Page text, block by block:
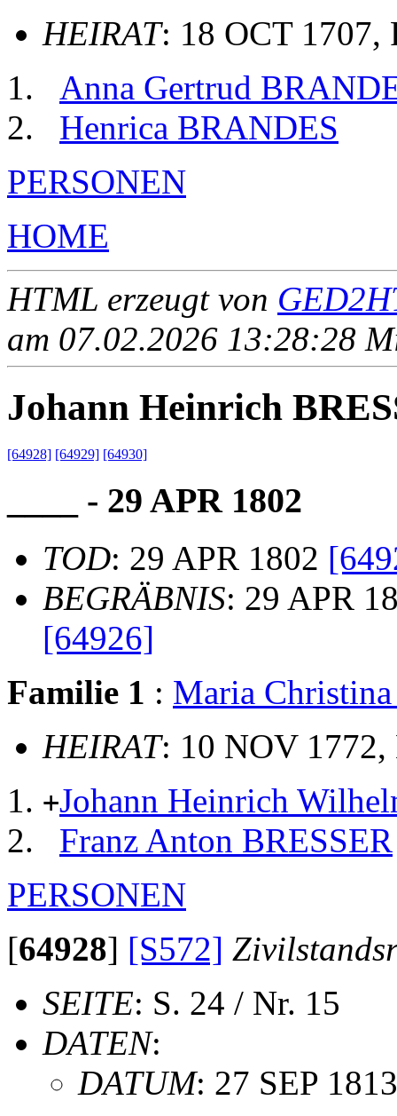
HEIRAT: 18 OCT 1707,
Anna Gertrud
Henrica BRANDES
PERSONEN
HOME
HTML erzeugt von
am 07.02.2026 13:28:28
Johann Heinrich
[64928] [64929] [64930]
____ - 29 APR 1802
TOD: 29 APR 1802
BEGRÄBNIS: 29 APR
[64926]
Familie 1 : Maria
HEIRAT: 10 NOV 1772,
+Johann Heinrich
Franz Anton BRESSER
PERSONEN
[64928] [S572]
SEITE: S. 24 / Nr. 15
DATEN:
DATUM: 27 SEP 1813